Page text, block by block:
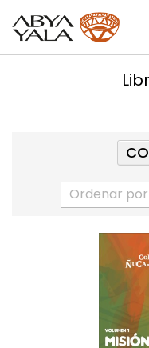
Ordenar por